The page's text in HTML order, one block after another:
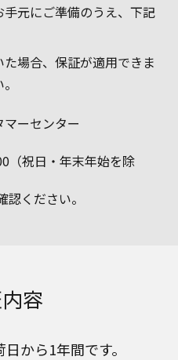
元にご準備のうえ、下記
場合、保証が適用できま
ーセンター
（祝日・年末年始を除
認ください。
容
から1年間です。